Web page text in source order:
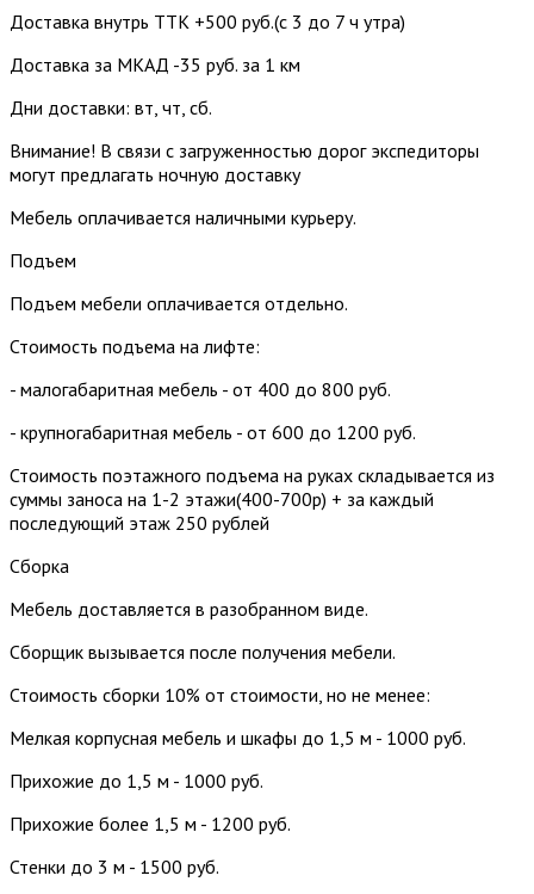
Доставка внутрь ТТК +500 руб.(с 3 до 7 ч утра)
Доставка за МКАД -35 руб. за 1 км
Дни доставки: вт, чт, сб.
Внимание! В связи с загруженностью дорог экспедиторы
могут предлагать ночную доставку
Мебель оплачивается наличными курьеру.
Подъем
Подъем мебели оплачивается отдельно.
Стоимость подъема на лифте:
- малогабаритная мебель - от 400 до 800 руб.
- крупногабаритная мебель - от 600 до 1200 руб.
Стоимость поэтажного подъема на руках складывается из
суммы заноса на 1-2 этажи(400-700р) + за каждый
последующий этаж 250 рублей
Сборка
Мебель доставляется в разобранном виде.
Сборщик вызывается после получения мебели.
Стоимость сборки 10% от стоимости, но не менее:
Мелкая корпусная мебель и шкафы до 1,5 м - 1000 руб.
Прихожие до 1,5 м - 1000 руб.
Прихожие более 1,5 м - 1200 руб.
Стенки до 3 м - 1500 руб.